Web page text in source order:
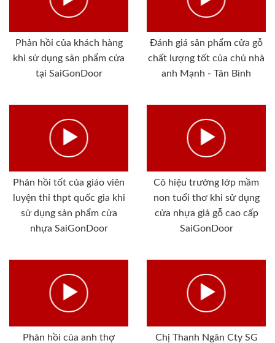
Phản hồi của khách hàng
khi sử dụng sản phẩm cửa
tại SaiGonDoor
Đánh giá sản phẩm cửa gỗ
chất lượng tốt của chủ nhà
anh Mạnh - Tân Bình
Phản hồi tốt của giáo viên
luyện thi thpt quốc gia khi
sử dụng sản phẩm cửa
nhựa SaiGonDoor
Cô hiệu trưởng lớp mầm
non tuổi thơ khi sử dụng
cửa nhựa giả gỗ cao cấp
SaiGonDoor
Phản hồi của anh thợ
Chị Thanh Ngân Cty SG